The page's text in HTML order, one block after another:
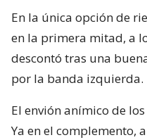
En la única opción de
en la primera mitad, a
descontó tras una
por la banda izquierda.
El envión anímico de los
Ya en el complemento, a